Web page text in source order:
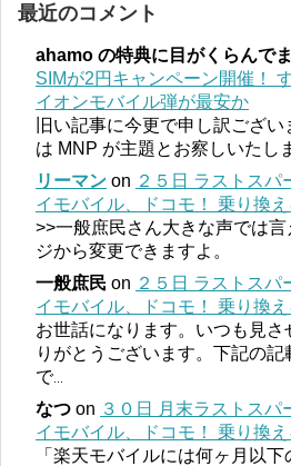
最近のコメント
ahamo の特典に目がくらんで
SIMが2円キャンペーン開催！
イオンモバイル弾が最安か
旧い記事に今更で申し訳ござ
は MNP が主題とお察しいたし
リーマン on ２５日 ラストスパ
イモバイル、ドコモ！ 乗り換え
>>一般庶民さん大きな声では
ジから変更できますよ。
一般庶民 on ２５日 ラストスパ
イモバイル、ドコモ！ 乗り換え
お世話になります。いつも見
りがとうございます。下記の
で...
なつ on ３０日 月末ラストスパ
イモバイル、ドコモ！ 乗り換え
「楽天モバイルには何ヶ月以